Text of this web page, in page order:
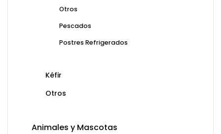
Otros
Pescados
Postres Refrigerados
Kéfir
Otros
Animales y Mascotas